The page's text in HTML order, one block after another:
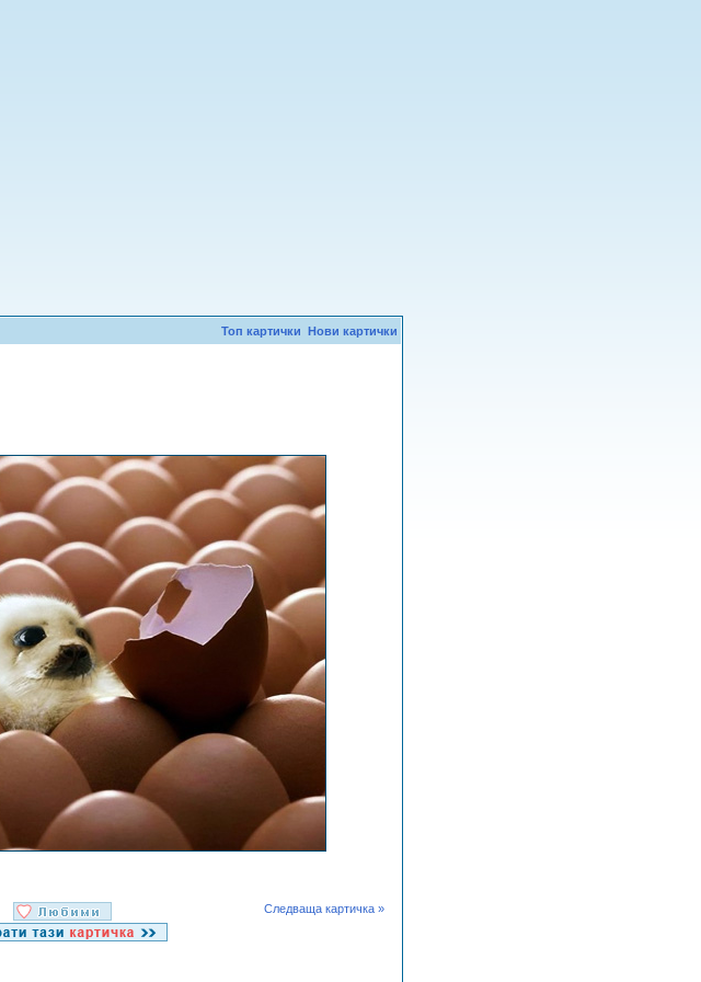
Топ картички Нови картички
Следваща картичка »